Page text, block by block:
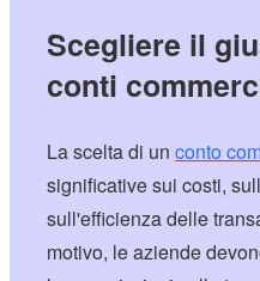
Scegliere il
conti
La scelta di unconto
significative sui costi,
sull'efficienza delle
motivo, le aziende